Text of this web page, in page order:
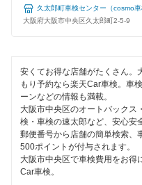
大阪市平野区
大阪市港区
大阪市都島区
大阪市淀川区
大阪市
1級整備士在籍
トヨタディーラー
久太郎町車検センター（cosmo車
大阪府大阪市中央区久太郎町2-5-9
安くてお得な店舗がたくさん。
もり予約なら楽天Car車検。車
ーンなどの情報も満載。
大阪市中央区のオートバックス
検・車検の速太郎など、安心安
郵便番号から店舗の簡単検索、
500ポイントが付与されます。
大阪市中央区で車検費用をお得
Car車検。